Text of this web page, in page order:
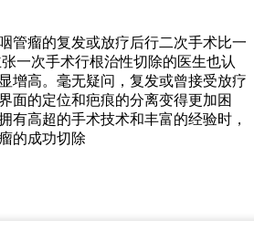
瘤的复发或放疗后行二次手术比一
一次手术行根治性切除的医生也认
增高。毫无疑问，复发或曾接受放疗
面的定位和疤痕的分离变得更加困
有高超的手术技术和丰富的经验时，
的成功切除